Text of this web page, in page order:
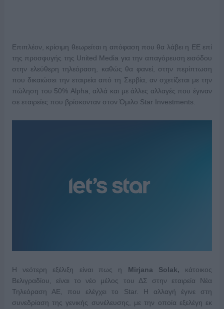
Επιπλέον, κρίσιμη θεωρείται η απόφαση που θα λάβει η ΕΕ επί
της προσφυγής της United Media για την απαγόρευση εισόδου
στην ελεύθερη τηλεόραση, καθώς θα φανεί, στην περίπτωση
που δικαιώσει την εταιρεία από τη Σερβία, αν σχετίζεται με την
πώληση του 50% Alpha, αλλά και με άλλες αλλαγές που έγιναν
σε εταιρείες που βρίσκονταν στον Όμιλο Star Investments.
H νεότερη εξέλιξη είναι πως η Mirjana Solak, κάτοικος
Βελιγραδίου, είναι το νέο μέλος του ΔΣ στην εταιρεία Νέα
Τηλεόραση ΑΕ, που ελέγχει το Star. Η αλλαγή έγινε στη
συνεδρίαση της γενικής συνέλευσης, με την οποία εξελέγη εκ